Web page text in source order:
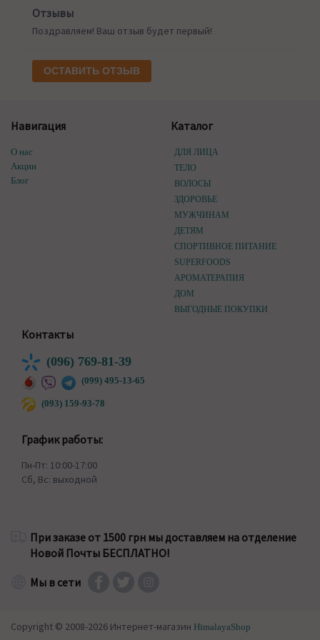
Отзывы
Поздравляем! Ваш отзыв будет первый!
ОСТАВИТЬ ОТЗЫВ
Навигация
О нас
Акции
Блог
Каталог
ДЛЯ ЛИЦА
ТЕЛО
ВОЛОСЫ
ЗДОРОВЬЕ
МУЖЧИНАМ
ДЕТЯМ
СПОРТИВНОЕ ПИТАНИЕ
SUPERFOODS
АРОМАТЕРАПИЯ
ДОМ
ВЫГОДНЫЕ ПОКУПКИ
Контакты
(096) 769-81-39
(099) 495-13-65
(093) 159-93-78
График работы:
Пн-Пт: 10:00-17:00
Сб, Вс: выходной
При заказе от 1500 грн мы доставляем на отделение
Новой Почты БЕСПЛАТНО!
Мы в сети
Copyright © 2008-2026 Интернет-магазин HimalayaShop